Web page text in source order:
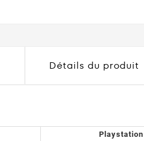
Détails du produit
Playstation